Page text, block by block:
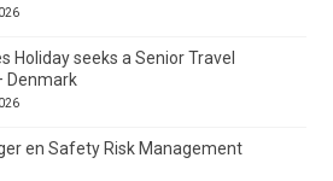
Holiday seeks a Senior Travel
Denmark
en Safety Risk Management